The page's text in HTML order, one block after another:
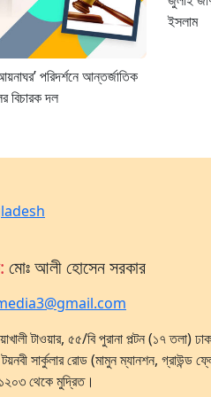
পরিদর্শনে আন্তর্জাতিক
বিচারক দল
ইসলাম
মোঃ আলী হোসেন সরকার
টাওয়ার, ৫৫/বি পুরানা পল্টন (১৭ তলা)
সার্কুলার রোড (মামুন ম্যানশন, গ্রাউন্ড
১২০৩ থেকে মুদ্রিত।